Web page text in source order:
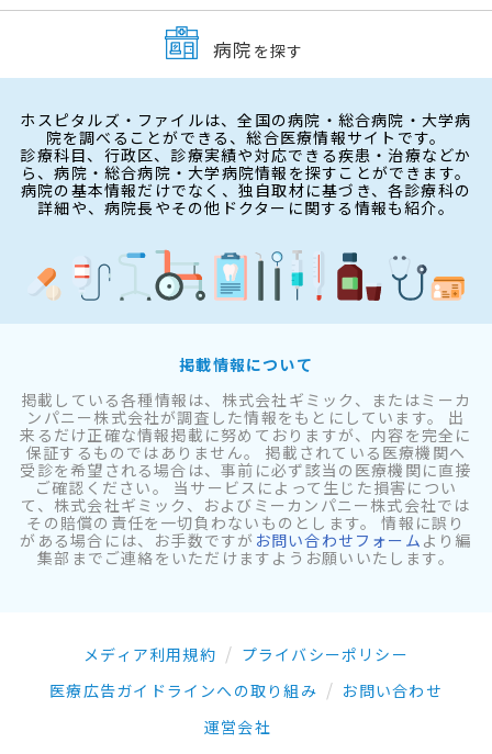
病院 を探す
ホスピタルズ・ファイルは、全国の病院・総合病院・大学病
院を調べることができる、総合医療情報サイトです。
診療科目、行政区、診療実績や対応できる疾患・治療などか
ら、病院・総合病院・大学病院情報を探すことができます。
病院の基本情報だけでなく、独自取材に基づき、各診療科の
詳細や、病院長やその他ドクターに関する情報も紹介。
掲載情報について
掲載している各種情報は、株式会社ギミック、またはミーカ
ンパニー株式会社が調査した情報をもとにしています。 出
来るだけ正確な情報掲載に努めておりますが、内容を完全に
保証するものではありません。 掲載されている医療機関へ
受診を希望される場合は、事前に必ず該当の医療機関に直接
ご確認ください。 当サービスによって生じた損害につい
て、株式会社ギミック、およびミーカンパニー株式会社では
その賠償の責任を一切負わないものとします。 情報に誤り
がある場合には、お手数ですが お問い合わせフォーム より編
集部までご連絡をいただけますようお願いいたします。
メディア利用規約
プライバシーポリシー
医療広告ガイドラインへの取り組み
お問い合わせ
運営会社